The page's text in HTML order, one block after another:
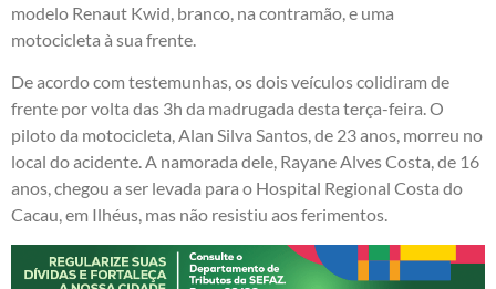
modelo Renaut Kwid, branco, na contramão, e uma
motocicleta à sua frente.
De acordo com testemunhas, os dois veículos colidiram de
frente por volta das 3h da madrugada desta terça-feira. O
piloto da motocicleta, Alan Silva Santos, de 23 anos, morreu no
local do acidente. A namorada dele, Rayane Alves Costa, de 16
anos, chegou a ser levada para o Hospital Regional Costa do
Cacau, em Ilhéus, mas não resistiu aos ferimentos.